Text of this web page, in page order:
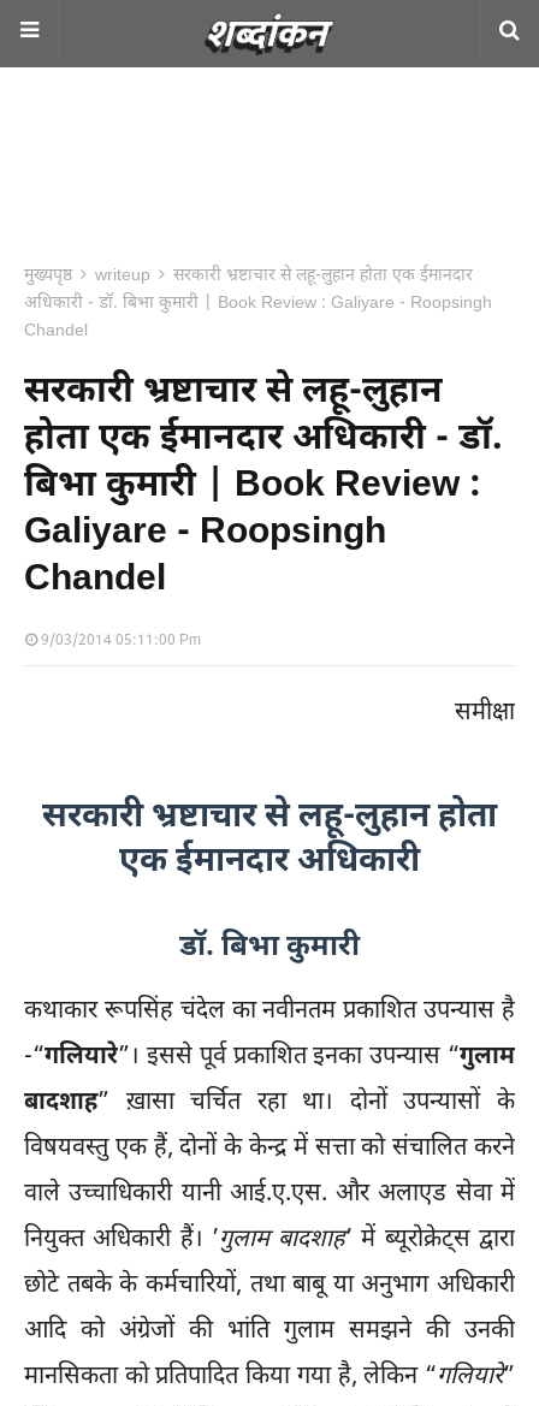
मुख्यपृष्ठ writeup
सरकारी भ्रष्टाचार से लहू-लुहान होता एक ईमानदार
अधिकारी - डॉ. बिभा कुमारी | Book Review : Galiyare - Roopsingh
Chandel
सरकारी भ्रष्टाचार से लहू-लुहान
होता एक ईमानदार अधिकारी - डॉ.
बिभा कुमारी | Book Review :
Galiyare - Roopsingh
Chandel
9/03/2014 05:11:00 Pm
समीक्षा
सरकारी भ्रष्टाचार से लहू-लुहान होता
एक ईमानदार अधिकारी
डॉ. बिभा कुमारी
कथाकार रूपसिंह चंदेल का नवीनतम प्रकाशित उपन्यास है
-“गलियारे”। इससे पूर्व प्रकाशित इनका उपन्यास “गुलाम
बादशाह” ख़ासा चर्चित रहा था। दोनों उपन्यासों के
विषयवस्तु एक हैं, दोनों के केन्द्र में सत्ता को संचालित करने
वाले उच्चाधिकारी यानी आई.ए.एस. और अलाएड सेवा में
नियुक्त अधिकारी हैं। ’गुलाम बादशाह’ में ब्यूरोक्रेट्स द्वारा
छोटे तबके के कर्मचारियों, तथा बाबू या अनुभाग अधिकारी
आदि को अंग्रेजों की भांति गुलाम समझने की उनकी
मानसिकता को प्रतिपादित किया गया है, लेकिन “गलियारे”